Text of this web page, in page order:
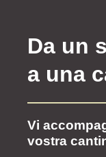
Da un
a una
Vi
vostra